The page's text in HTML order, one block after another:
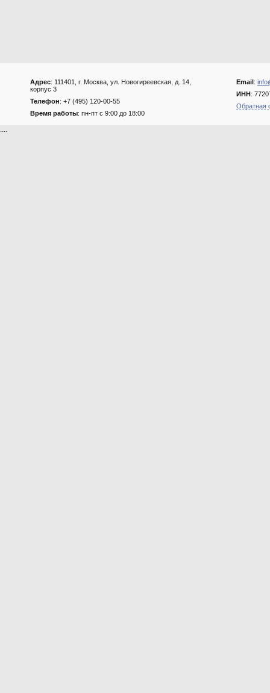
Адрес: 111401, г. Москва, ул. Новогиреевская, д. 14,
корпус 3
Телефон: +7 (495) 120-00-55
Время работы: пн-пт с 9:00 до 18:00
Email:
ИНН:
Обратная
....